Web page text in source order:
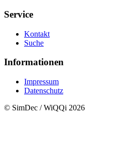
Service
Kontakt
Suche
Informationen
Impressum
Datenschutz
© SimDec / WiQQi 2026